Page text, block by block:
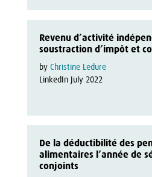
Revenu d’activité
soustraction d’impôt et
by Christine Ledure
LinkedIn July 2022
De la déductibilité des
alimentaires l’année de
conjoints